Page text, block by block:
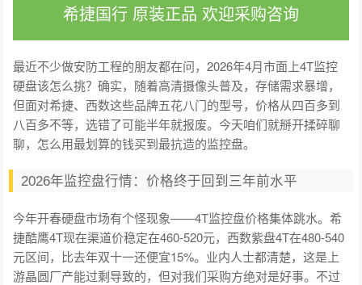
希捷国行 原装正品 欢迎采购咨询
最近不少做安防工程的朋友都在问，2026年4月市面上4T监控
硬盘该怎么挑？确实，随着高清摄像头普及，存储需求暴增，
但面对希捷、西数这些品牌五花八门的型号，价格从四百多到
八百多不等，选错了可能半年就报废。今天咱们就掰开揉碎聊
聊，怎么用最划算的钱买到最抗造的监控盘。
2026年监控盘行情：价格终于回到三年前水平
今年开春硬盘市场有个怪现象——4T监控盘价格集体跳水。希
捷酷鹰4T现在渠道价稳定在460-520元，西数紫盘4T在480-540
元区间，比去年双十一还便宜15%。业内人士都清楚，这是上
游晶圆厂产能过剩导致的，但对我们采购方绝对是好事。不过